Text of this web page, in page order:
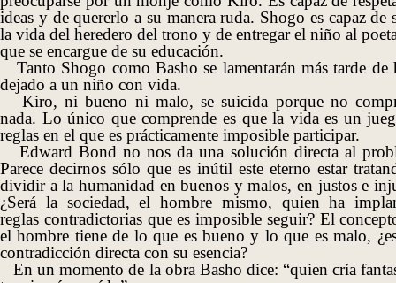
ideas y de quererlo a su manera ruda. Shogo es capaz de
la vida del heredero del trono y de entregar el niño al
que se encargue de su educación.
Tanto Shogo como Basho se lamentarán más tarde de
dejado a un niño con vida.
Kiro, ni bueno ni malo, se suicida porque no
nada. Lo único que comprende es que la vida es un
reglas en el que es prácticamente imposible participar.
Edward Bond no nos da una solución directa al
Parece decirnos sólo que es inútil este eterno estar
dividir a la humanidad en buenos y malos, en justos e
¿Será la sociedad, el hombre mismo, quien ha
reglas contradictorias que es imposible seguir? El
el hombre tiene de lo que es bueno y lo que es malo,
contradicción directa con su esencia?
En un momento de la obra Basho dice: “quien cría